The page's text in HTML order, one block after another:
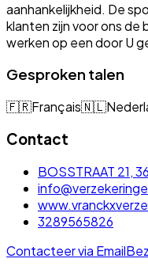
aanhankelijkheid. De
klanten zijn voor ons
werken op een door U
Gesproken talen
🇫🇷Français🇳🇱
Contact
BOSSTRAAT 21,
3289565826
Contacteer via Email